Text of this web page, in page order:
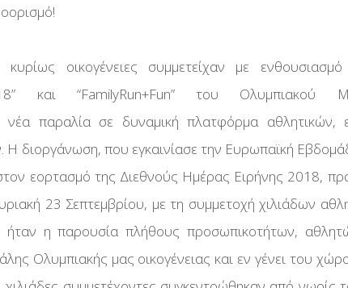
οικογένειες συμμετείχαν με
και “FamilyRun+Fun” του Ολυμπιακού
παραλία σε δυναμική πλατφόρμα αθλητικών,
Η διοργάνωση, που εγκαινίασε την Ευρωπαϊκή
εορτασμό της Διεθνούς Ημέρας Ειρήνης 2018,
23 Σεπτεμβρίου, με τη συμμετοχή χιλιάδων
ήταν η παρουσία πλήθους προσωπικοτήτων,
Ολυμπιακής μας οικογένειας και εν γένει του
Με
Με